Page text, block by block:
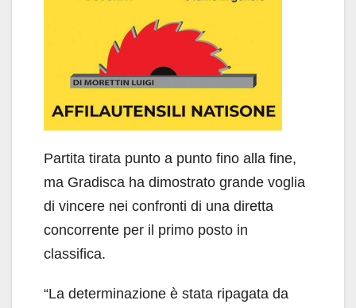
Partita tirata punto a punto fino alla fine,
ma Gradisca ha dimostrato grande voglia
di vincere nei confronti di una diretta
concorrente per il primo posto in
classifica.
“La determinazione è stata ripagata da